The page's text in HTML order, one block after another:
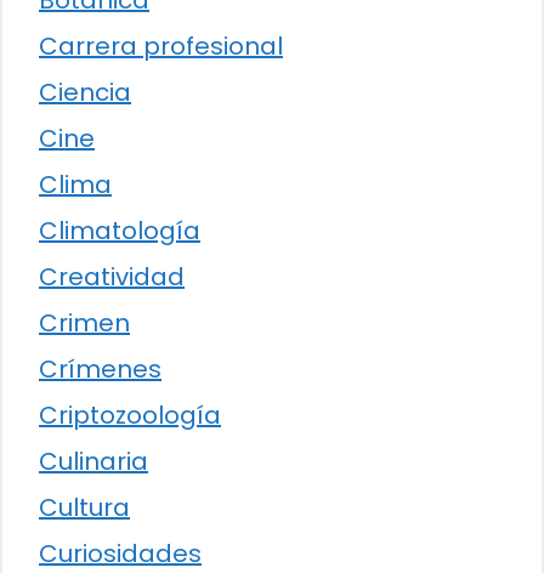
Carrera profesional
Ciencia
Cine
Clima
Climatología
Creatividad
Crimen
Crímenes
Criptozoología
Culinaria
Cultura
Curiosidades